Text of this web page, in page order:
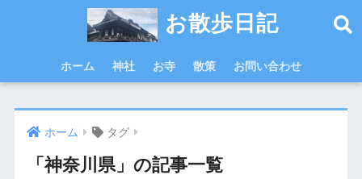
お散歩日記
ホーム 神社 お寺 散策 お問い合わせ
ホーム タグ
「神奈川県」の記事一覧